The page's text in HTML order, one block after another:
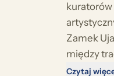
kuratorów
Zamek
między
Czytaj